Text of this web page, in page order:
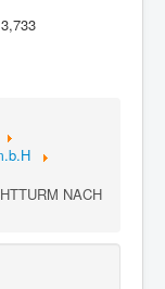
NACH